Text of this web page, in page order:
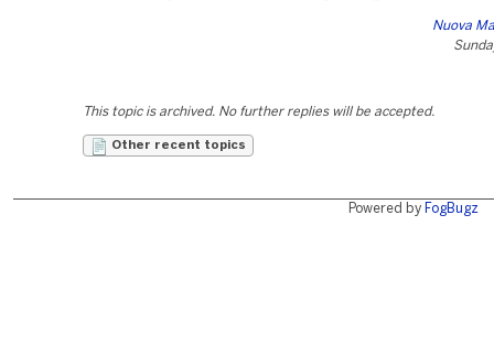
Nuova
This topic is archived. No further replies will be accepted.
Other recent topics
Powered by FogBugz